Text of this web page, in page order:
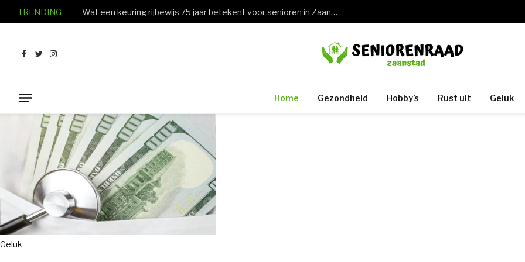
TRENDING Wat een keuring rijbewijs 75 jaar betekent voor senioren in Zaandam en de rest van Zaanstad
Facebook
TwitterInstagram
Home Gezondheid Hobby’s Rust uit Geluk
Geluk